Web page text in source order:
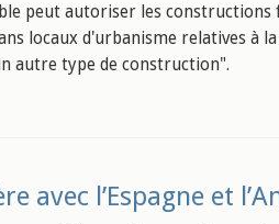
peut autoriser les constructions
locaux d'urbanisme relatives à
autre type de construction".
avec l’Espagne et